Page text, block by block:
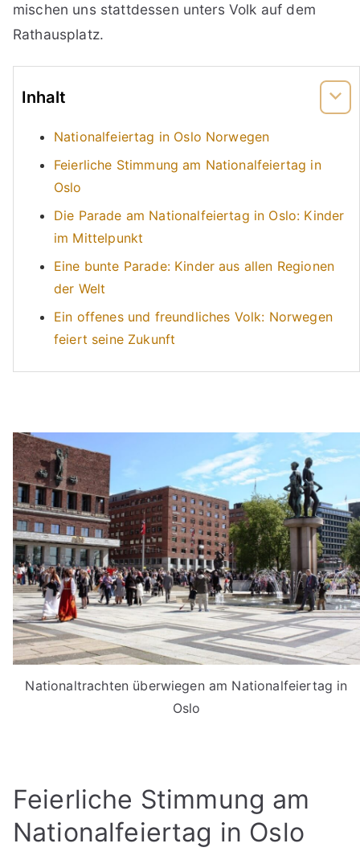
mischen uns stattdessen unters Volk auf dem
Rathausplatz.
Inhalt
Nationalfeiertag in Oslo Norwegen
Feierliche Stimmung am Nationalfeiertag in
Oslo
Die Parade am Nationalfeiertag in Oslo: Kinder
im Mittelpunkt
Eine bunte Parade: Kinder aus allen Regionen
der Welt
Ein offenes und freundliches Volk: Norwegen
feiert seine Zukunft
Nationaltrachten überwiegen am Nationalfeiertag in
Oslo
Feierliche Stimmung am
Nationalfeiertag in Oslo